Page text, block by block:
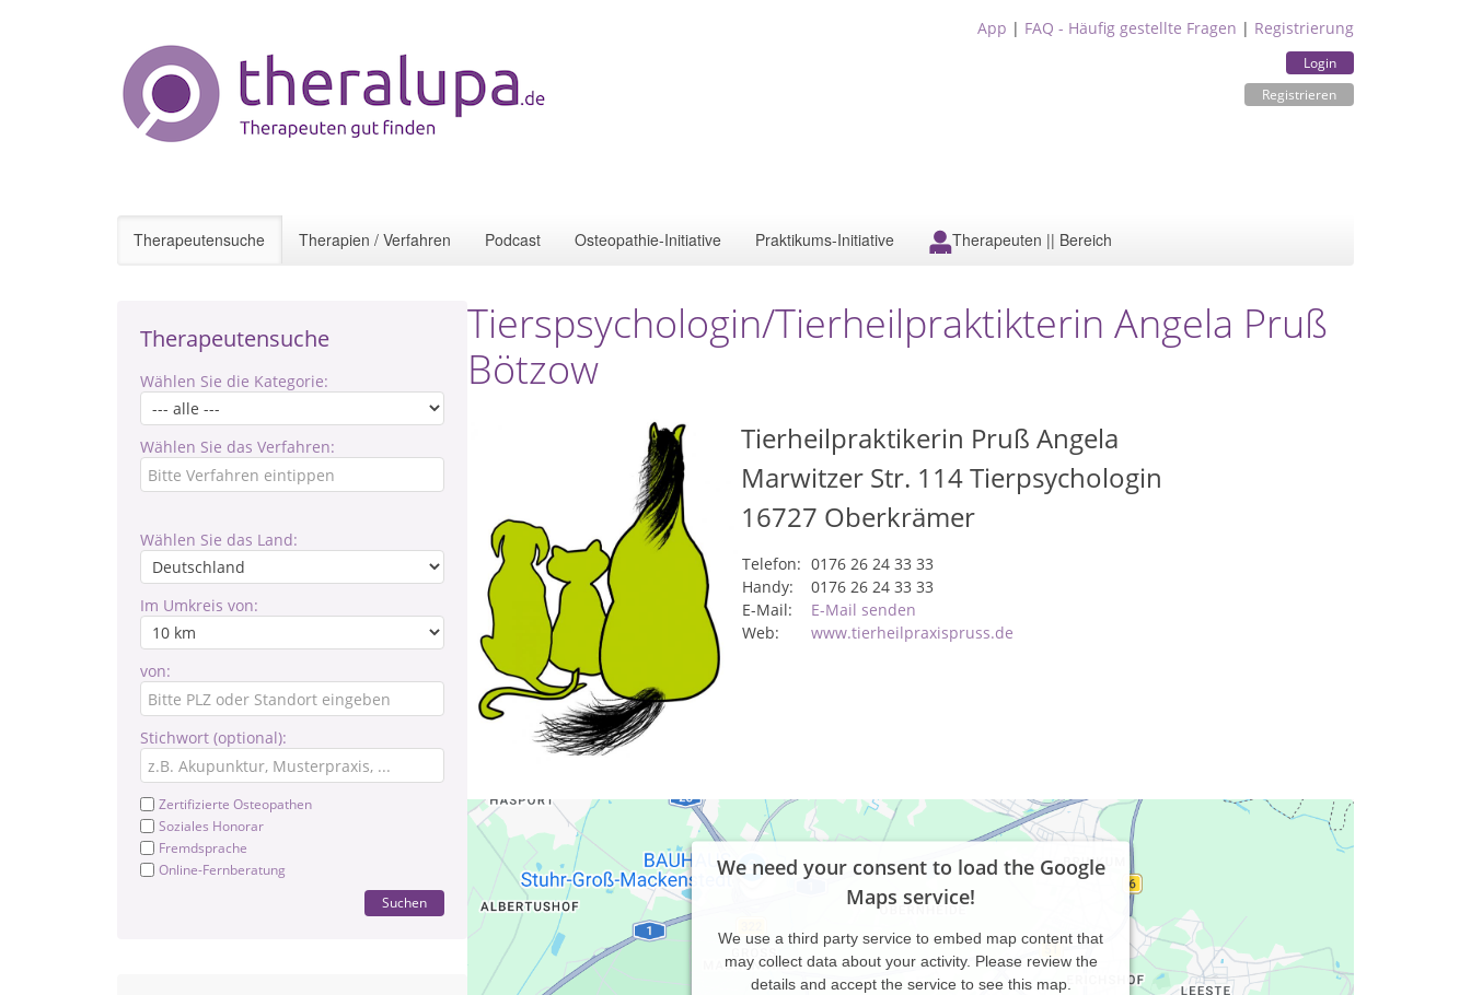
App | FAQ - Häufig gestellte Fragen | Registrierung
Login
Registrieren
Therapeutensuche Therapien / Verfahren Podcast Osteopathie-Initiative Praktikums-Initiative Therapeuten || Bereich
Therapeutensuche
Wählen Sie die Kategorie:
Wählen Sie das Verfahren:
Wählen Sie das Land:
Im Umkreis von:
von:
Stichwort (optional):
Zertifizierte Osteopathen
Soziales Honorar
Fremdsprache
Online-Fernberatung
Suchen
Tierspsychologin/Tierheilpraktikterin Angela Pruß
Bötzow
Tierheilpraktikerin Pruß Angela
Marwitzer Str. 114 Tierpsychologin
16727 Oberkrämer
Telefon: 0176 26 24 33 33
Handy:
0176 26 24 33 33
E-Mail:
E-Mail senden
Web:
www.tierheilpraxispruss.de
We need your consent to load the Google
Maps service!
We use a third party service to embed map content that
may collect data about your activity. Please review the
details and accept the service to see this map.